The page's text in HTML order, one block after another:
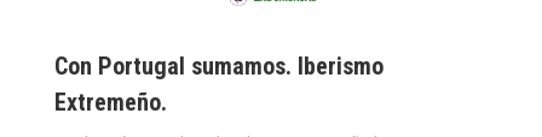
Con Portugal sumamos. Iberismo
Extremeño.